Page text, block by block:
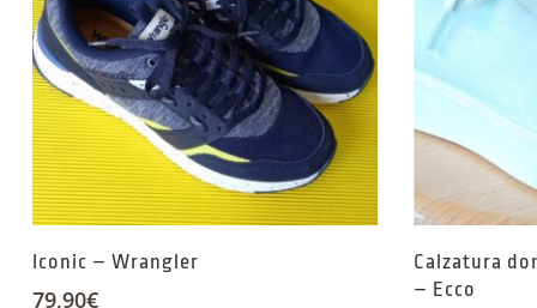
Iconic – Wrangler
79,90€
Calzatura
– Ecco